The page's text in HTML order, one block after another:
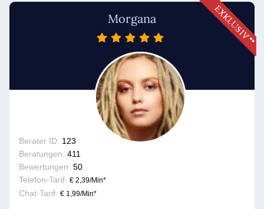
Morgana
Berater ID: 123
Beratungen: 411
Bewertungen: 50
Telefon-Tarif: € 2,39/Min*
Chat-Tarif: € 1,99/Min*